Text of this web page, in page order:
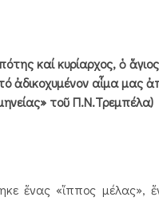
καί κυρίαρχος, ὁ
ἀδικοχυμένον αἷμα μας
τοῦ Π.Ν.Τρεμπέλα)
ἕνας «ἵππος μέλας»,